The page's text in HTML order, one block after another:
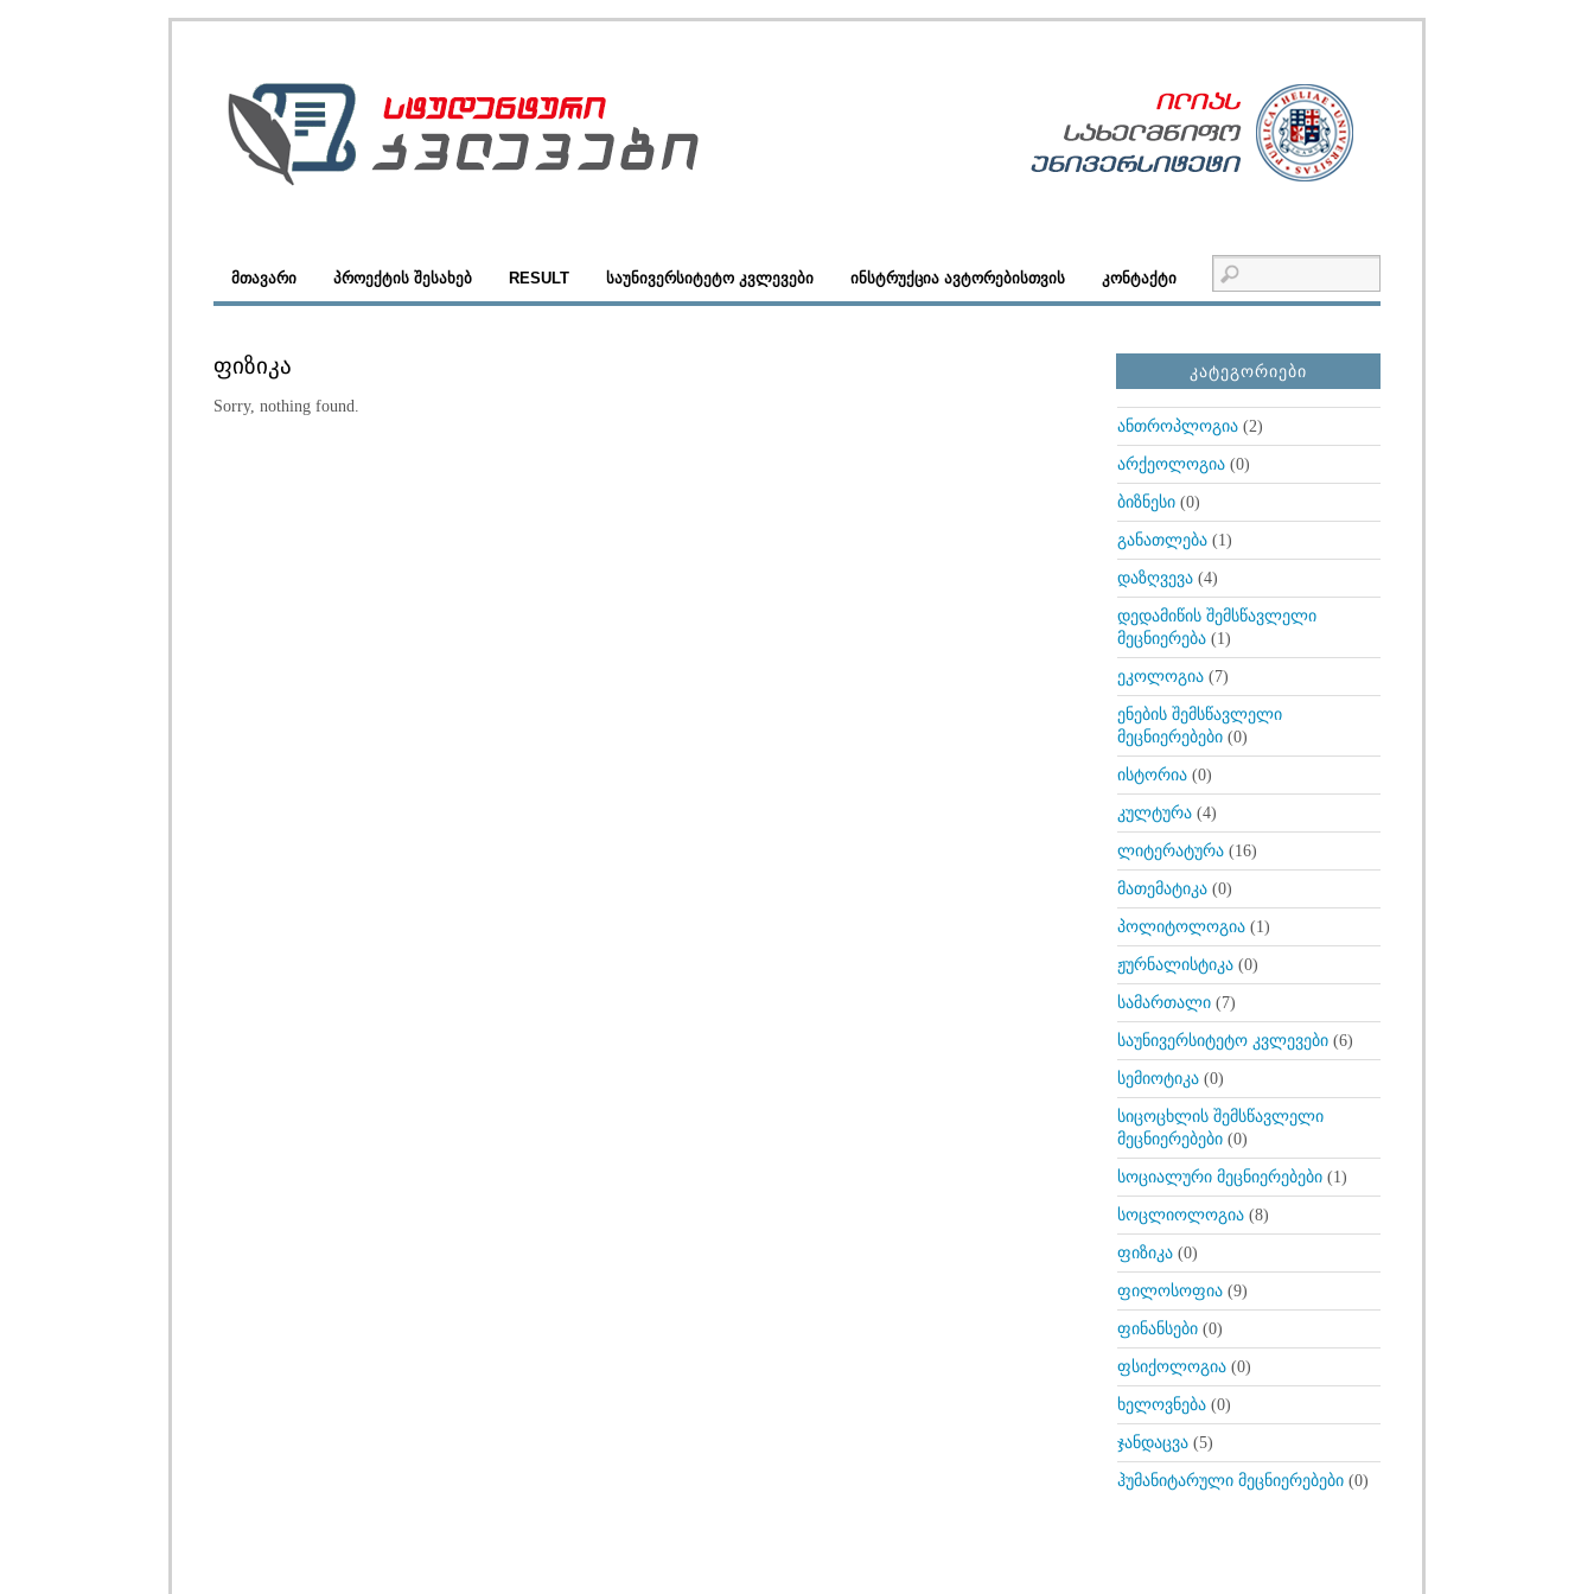
ᲛᲗᲐᲕᲐᲠᲘ ᲞᲠᲝᲔᲥᲢᲘᲡ ᲨᲔᲡᲐᲮᲔᲑ RESULT ᲡᲐᲣᲜᲘᲕᲔᲠᲡᲘᲢᲔᲢᲝ ᲙᲕᲚᲔᲕᲔᲑᲘ ᲘᲜᲡᲢᲠᲣᲥᲪᲘᲐ ᲐᲕᲢᲝᲠᲔᲑᲘᲡᲗᲕᲘᲡ ᲙᲝᲜᲢᲐᲥᲢᲘ
ᲤᲘᲖᲘᲙᲐ
Sorry, nothing found.
ᲙᲐᲢᲔᲒᲝᲠᲘᲔᲑᲘ
ანთროპლოგია(2)
არქეოლოგია(0)
ბიზნესი(0)
განათლება(1)
დაზღვევა(4)
დედამიწის შემსწავლელი
მეცნიერება(1)
ეკოლოგია(7)
ენების შემსწავლელი
მეცნიერებები(0)
ისტორია(0)
კულტურა(4)
ლიტერატურა(16)
მათემატიკა(0)
პოლიტოლოგია(1)
ჟურნალისტიკა(0)
სამართალი(7)
საუნივერსიტეტო კვლევები(6)
სემიოტიკა(0)
სიცოცხლის შემსწავლელი
მეცნიერებები(0)
სოციალური მეცნიერებები(1)
სოცლიოლოგია(8)
ფიზიკა(0)
ფილოსოფია(9)
ფინანსები(0)
ფსიქოლოგია(0)
ხელოვნება(0)
ჯანდაცვა(5)
ჰუმანიტარული მეცნიერებები(0)